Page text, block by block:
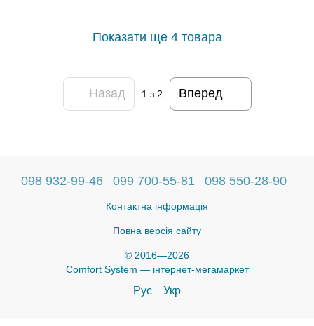
Показати ще 4 товара
Назад 1 з 2 Вперед
098 932-99-46 099 700-55-81 098 550-28-90
Контактна інформація
Повна версія сайту
© 2016—2026
Comfort System — інтернет-мегамаркет
Рус Укр